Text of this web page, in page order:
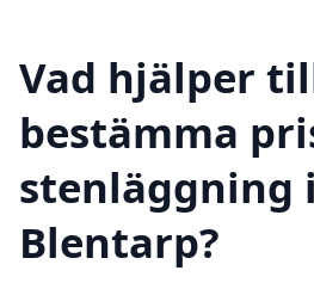
Vad hjälper
bestämma
stenläggning i
Blentarp?